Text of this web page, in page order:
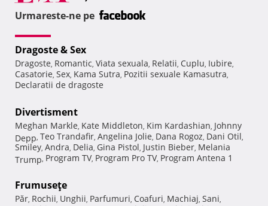
Urmareste-ne pe
Dragoste & Sex
Dragoste, Romantic, Viata sexuala, Relatii, Cuplu, Iubire,
Casatorie, Sex, Kama Sutra, Pozitii sexuale Kamasutra,
Declaratii de dragoste
Divertisment
Meghan Markle, Kate Middleton, Kim Kardashian, Johnny
Depp, Teo Trandafir, Angelina Jolie, Dana Rogoz, Dani Otil,
Smiley, Andra, Delia, Gina Pistol, Justin Bieber, Melania
Trump, Program TV, Program Pro TV, Program Antena 1
Frumuseţe
Păr, Rochii, Unghii, Parfumuri, Coafuri, Machiaj, Sani,